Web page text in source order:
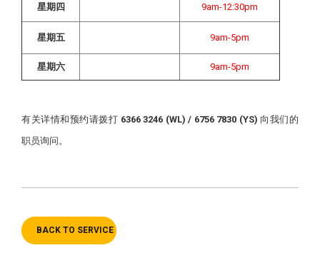
星期四 9am-12:30pm
星期五 9am-5pm
星期六 9am-5pm
有关详情和预约请拨打 6366 3246 (WL) / 6756 7830 (YS) 向我们的
职员询问。
BACK TO SERVICE